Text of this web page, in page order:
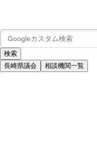
長崎県議会 相談機関一覧